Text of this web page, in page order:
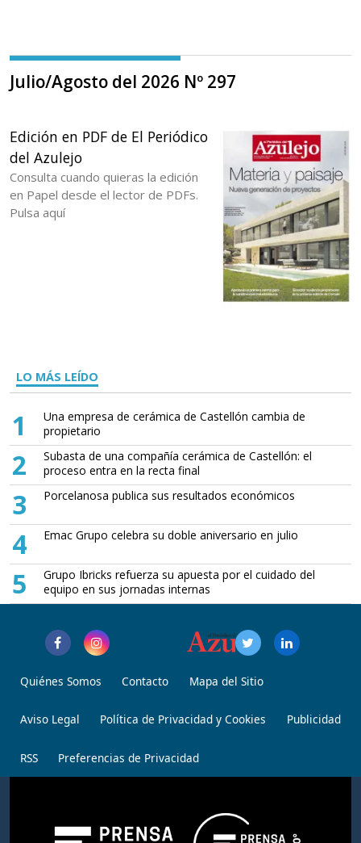
Julio/Agosto del 2026 Nº 297
Edición en PDF de El Periódico
del Azulejo
Consulta cuando quieras la edición
en Papel desde el lector de PDFs.
Pulsa aquí
LO MÁS LEÍDO
1
Una empresa de cerámica de Castellón cambia de
propietario
2
Subasta de una compañía cerámica de Castellón: el
proceso entra en la recta final
3 Porcelanosa publica sus resultados económicos
4 Emac Grupo celebra su doble aniversario en julio
5
Grupo Ibricks refuerza su apuesta por el cuidado del
equipo en sus jornadas internas
Quiénes Somos Contacto Mapa del Sitio
Aviso Legal Política de Privacidad y Cookies Publicidad
RSS Preferencias de Privacidad